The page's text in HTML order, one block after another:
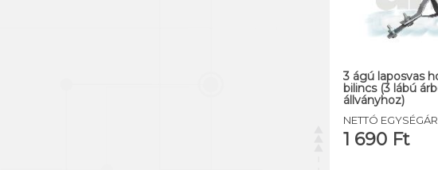
3 ágú laposvas
bilincs (3 lábú
állványhoz)
NETTÓ
1 690 Ft